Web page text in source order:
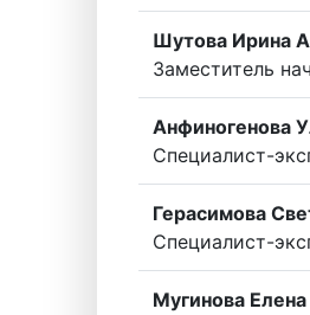
Шутова Ирина
Заместитель
Анфиногенова
Специалист-
Герасимова
Специалист-
Мугинова